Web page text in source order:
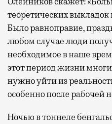
теоретических выкладок
Было равноправие,
любом случае люди
необходимое в наше
этот период жизни
нужно уйти из
особенно после рабочей
Ночью в тоннеле